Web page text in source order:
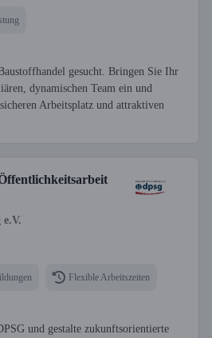
gesucht. Bringen Sie Ihr
dynamischen Team ein und
Arbeitsplatz und attraktiven
Flexible Arbeitszeiten
und gestalte zukunftsorientierte